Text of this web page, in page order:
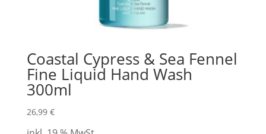
Coastal Cypress & Sea Fennel
Fine Liquid Hand Wash
300ml
26,99 €